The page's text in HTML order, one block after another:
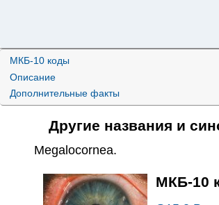
МКБ-10 коды
Описание
Дополнительные факты
Другие названия и
Megalocornea.
МКБ-10